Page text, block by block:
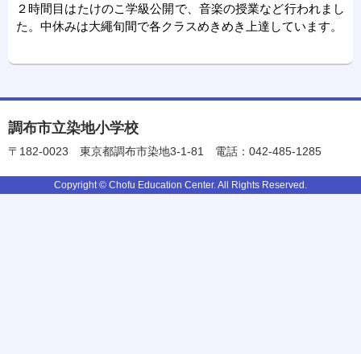
２時間目はたけのこ学級公開で、音楽の授業など行われまし
た。中休みは大繩旬間で各クラスめきめき上達しています。
調布市立染地小学校
〒182-0023 東京都調布市染地3-1-81 電話：042-485-1285
Copyright © Chofu Education Center. All Rights Reserved.